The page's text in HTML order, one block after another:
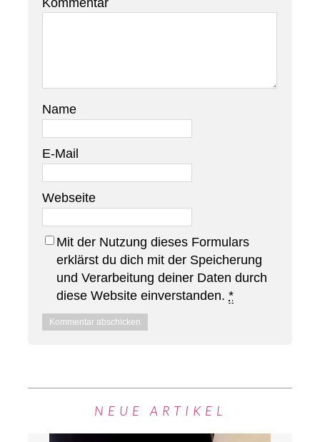
Kommentar
Name
E-Mail
Webseite
Mit der Nutzung dieses Formulars
erklärst du dich mit der Speicherung
und Verarbeitung deiner Daten durch
diese Website einverstanden. *
NEUE ARTIKEL